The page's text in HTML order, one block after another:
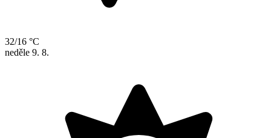
32/16 °C
neděle 9. 8.